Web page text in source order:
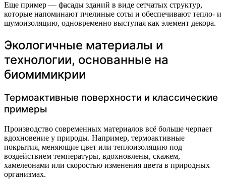
Еще пример — фасады зданий в виде сетчатых структур,
которые напоминают пчелиные соты и обеспечивают тепло- и
шумоизоляцию, одновременно выступая как элемент декора.
Экологичные материалы и
технологии, основанные на
биомимикрии
Термоактивные поверхности и классические
примеры
Производство современных материалов всё больше черпает
вдохновение у природы. Например, термоактивные
покрытия, меняющие цвет или теплоизоляцию под
воздействием температуры, вдохновлены, скажем,
хамелеонами или скоростью изменения цвета в природных
организмах.